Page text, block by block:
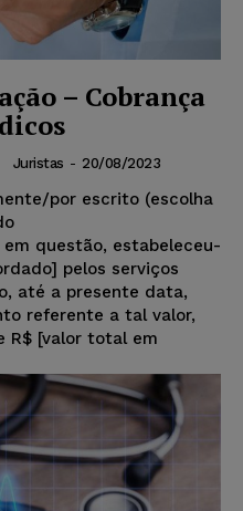
– Cobrança
Juristas - 20/08/2023
por escrito (escolha
questão, estabeleceu-
pelos serviços
até a presente data,
referente a tal valor,
R$ [valor total em